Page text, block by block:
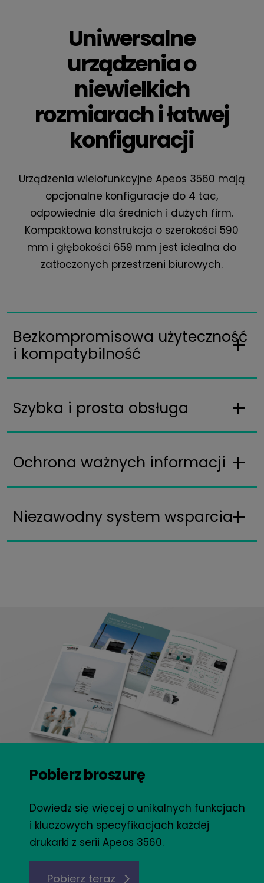
Uniwersalne
urządzenia o
niewielkich
rozmiarach i łatwej
konfiguracji
Urządzenia wielofunkcyjne Apeos 3560 mają
opcjonalne konfiguracje do 4 tac,
odpowiednie dla średnich i dużych firm.
Kompaktowa konstrukcja o szerokości 590
mm i głębokości 659 mm jest idealna do
zatłoczonych przestrzeni biurowych.
Bezkompromisowa użyteczność
i kompatybilność
Szybka i prosta obsługa
Ochrona ważnych informacji
Niezawodny system wsparcia
Pobierz broszurę
Dowiedz się więcej o unikalnych funkcjach
i kluczowych specyfikacjach każdej
drukarki z serii Apeos 3560.
Pobierz teraz